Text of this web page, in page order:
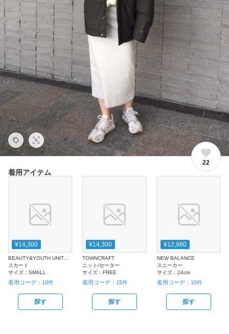
22
着用アイテム
¥14,300
スカート
サイズ： SMALL
着用コーデ： 10件
探す
¥14,300
TOWNCRAFT
ニット/セーター
サイズ：FREE
着用コーデ： 15件
探す
¥12,980
NEW BALANCE
スニーカー
サイズ： 24cm
着用コーデ： 10件
探す